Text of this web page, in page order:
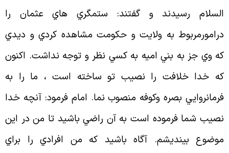
رسيدند و گفتند: ستمگري هاي عثمان را
به ولايت و حكومت مشاهده كردي و ديدي
وي جز به بني اميه به كسي نظر و توجه نداشت. اكنون
خدا خلافت را نصيب تو ساخته است ، ما را به
بصره وكوفه منصوب نما. امام فرمود: آنچه خدا
شما فرموده است به آن راضي باشيد تا من در اين
بينديشم. آگاه باشيد كه من افرادي را براي